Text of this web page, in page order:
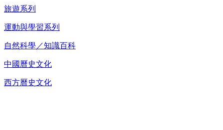
旅遊系列
運動與學習系列
自然科學／知識百科
中國曆史文化
西方曆史文化